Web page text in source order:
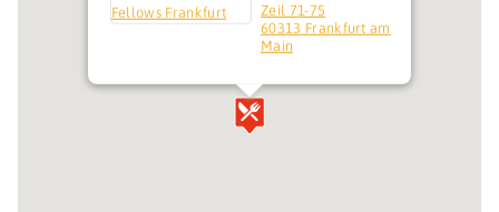
Zeil 71-75
60313 Frankfurt am
Main